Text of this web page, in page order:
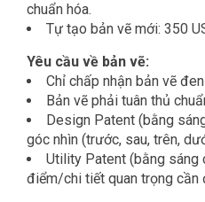
chuẩn hóa.
Tự tạo bản vẽ mới: 350
Yêu cầu về bản vẽ:
Chỉ chấp nhận bản vẽ
Bản vẽ phải tuân thủ
Design Patent (bằng
góc nhìn (trước, sau, trên,
Utility Patent (bằng sáng
điểm/chi tiết quan trọng cần